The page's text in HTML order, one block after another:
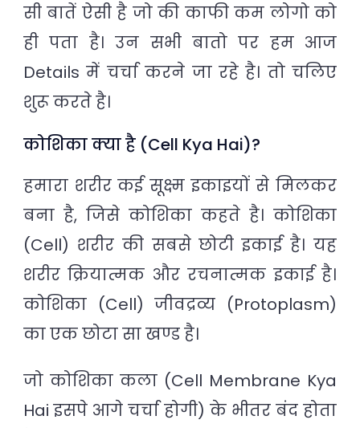
सी बातें ऐसी है जो की काफी कम लोगो को
ही पता है। उन सभी बातो पर हम आज
Details में चर्चा करने जा रहे है। तो चलिए
शुरू करते है।
कोशिका क्या है (Cell Kya Hai)?
हमारा शरीर कई सूक्ष्म इकाइयों से मिलकर
बना है, जिसे कोशिका कहते है। कोशिका
(Cell) शरीर की सबसे छोटी इकाई है। यह
शरीर क्रियात्मक और रचनात्मक इकाई है।
कोशिका (Cell) जीवद्रव्य (Protoplasm)
का एक छोटा सा खण्ड है।
जो कोशिका कला (Cell Membrane Kya
Hai इसपे आगे चर्चा होगी) के भीतर बंद होता